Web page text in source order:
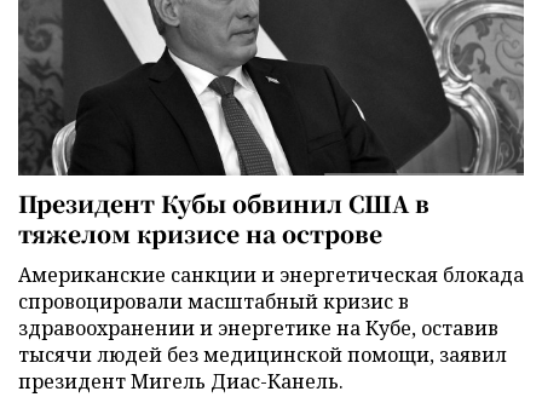
Президент Кубы обвинил США в
тяжелом кризисе на острове
Американские санкции и энергетическая блокада
спровоцировали масштабный кризис в
здравоохранении и энергетике на Кубе, оставив
тысячи людей без медицинской помощи, заявил
президент Мигель Диас-Канель.